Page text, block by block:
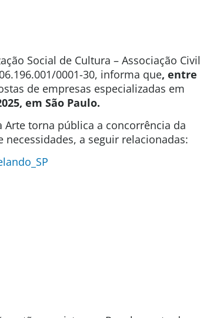
Social de Cultura – Associação Civil
0001-30, informa que, entre
de empresas especializadas em
em São Paulo.
Arte torna pública a concorrência da
a seguir relacionadas: